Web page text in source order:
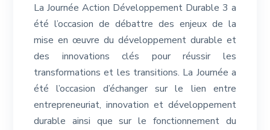
La Journée Action Développement Durable 3 a
été l’occasion de débattre des enjeux de la
mise en œuvre du développement durable et
des innovations clés pour réussir les
transformations et les transitions. La Journée a
été l’occasion d’échanger sur le lien entre
entrepreneuriat, innovation et développement
durable ainsi que sur le fonctionnement du